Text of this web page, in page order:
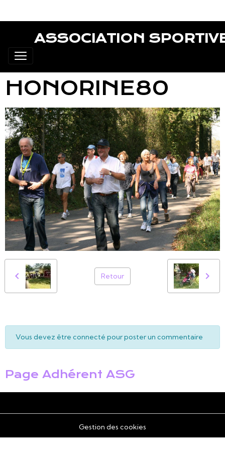
ASSOCIATION
HONORINE80
Retour
Vous devez être connecté pour poster un commentaire
Page Adhérent ASG
Gestion des cookies